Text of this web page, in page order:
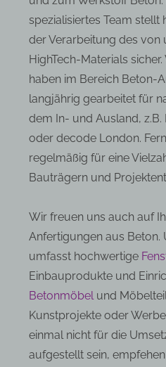
spezialisiertes Team stellt
der Verarbeitung des von
HighTech-Materials
haben im Bereich Beton-
langjährig gearbeitet für
dem In- und Ausland,
oder decode London.
regelmäßig für eine
Bauträgern und
Wir freuen uns auch auf
Anfertigungen aus Beton.
umfasst hochwertige
Einbauprodukte und
Betonmöbelund
Kunstprojekte oder
einmal nicht für die
aufgestellt sein,